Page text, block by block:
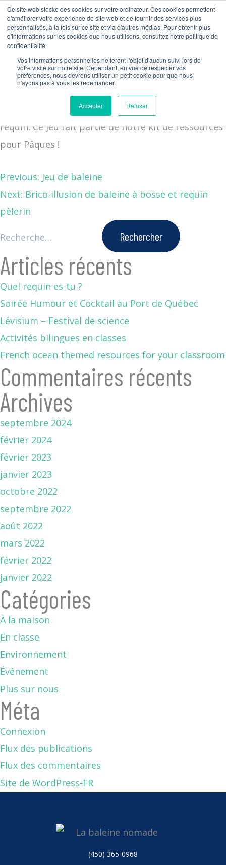
Ce site web stocke des cookies sur votre ordinateur. Ces cookies permettent
d'améliorer votre expérience de site web et de fournir des services plus
personnalisés, à la fois sur ce site et via d'autres médias. Pour obtenir plus
d'informations sur les cookies que nous utilisons, consultez notre politique de
confidentialité.
Vos informations personnelles ne feront l'objet d'aucun suivi lors de
votre visite sur notre site. Cependant, en vue de respecter vos
préférences, nous devrons utiliser un petit cookie pour que nous
n'ayons pas à vous les redemander.
Accepter Refuser
Chasse aux
cocos version
requin
Téléchargez notre jeu de chasse au cocos version
requin. Ce jeu fait partie de notre kit de ressources
pour Pâques !
Previous: Jeu de baleine
Next: Brico-illusion de baleine à bosse et requin
pèlerin
Articles récents
Quel requin es-tu ?
Soirée Humour et Cocktail au Port de Québec
Lévisium – Festival de science
Activités bilingues en classes
French ocean themed resources for your classroom
Commentaires récents
Archives
septembre 2024
février 2024
février 2023
janvier 2023
octobre 2022
septembre 2022
août 2022
mars 2022
février 2022
janvier 2022
Catégories
À la maison
En classe
Environnement
Événement
Plus sur nous
Méta
Connexion
Flux des publications
Flux des commentaires
Site de WordPress-FR
(450) 365-0968